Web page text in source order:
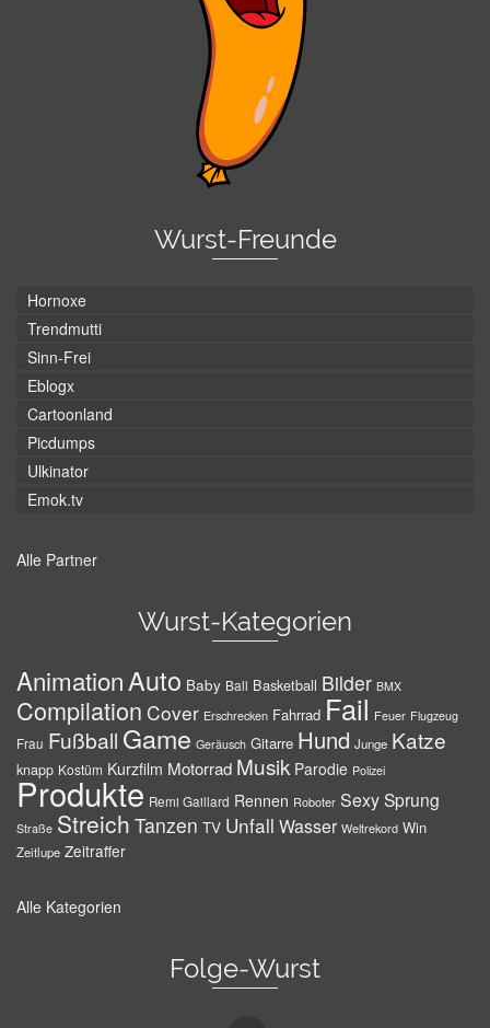
Wurst-Freunde
Hornoxe
Trendmutti
Sinn-Frei
Eblogx
Cartoonland
Picdumps
Ulkinator
Emok.tv
Alle Partner
Wurst-Kategorien
AnimationAuto Baby Ball Basketball Bilder BMX
Compilation Cover Erschrecken Fahrrad Fail Feuer Flugzeug
Frau Fußball Game Geräusch Gitarre Hund Junge Katze
knapp Kostüm Kurzfilm Motorrad Musik Parodie Polizei
Produkte Remi Gaillard Rennen Roboter SexySprung
Straße Streich Tanzen TV Unfall Wasser Weltrekord Win
Zeitlupe Zeitraffer
Alle Kategorien
Folge-Wurst